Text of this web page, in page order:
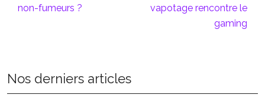
non-fumeurs ?
vapotage rencontre le
gaming
Nos derniers articles